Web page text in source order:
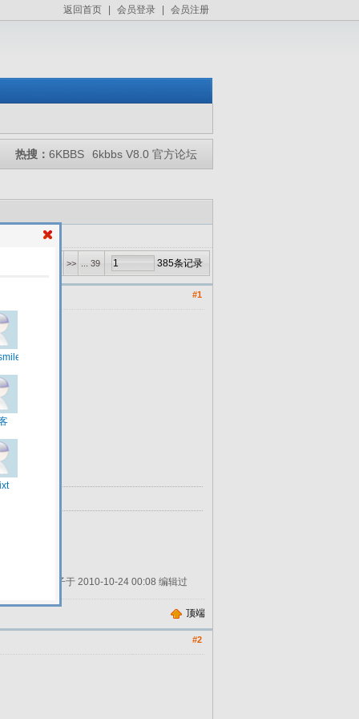
返回首页 会员登录 会员注册
热搜： 6KBBS 6kbbs V8.0 官方论坛
>> ... 39 385条记录
#1
该帖子于 2010-10-24 00:08 编辑过
顶端
#2